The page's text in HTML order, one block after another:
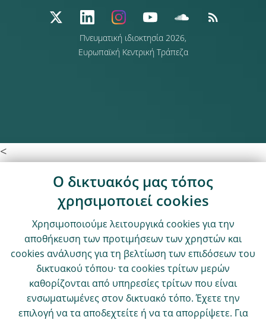
Πνευματική ιδιοκτησία 2026,
Ευρωπαϊκή Κεντρική Τράπεζα
<
Ο δικτυακός μας τόπος
χρησιμοποιεί cookies
Χρησιμοποιούμε λειτουργικά cookies για την
αποθήκευση των προτιμήσεων των χρηστών και
cookies ανάλυσης για τη βελτίωση των επιδόσεων του
δικτυακού τόπου· τα cookies τρίτων μερών
καθορίζονται από υπηρεσίες τρίτων που είναι
ενσωματωμένες στον δικτυακό τόπο. Έχετε την
επιλογή να τα αποδεχτείτε ή να τα απορρίψετε. Για